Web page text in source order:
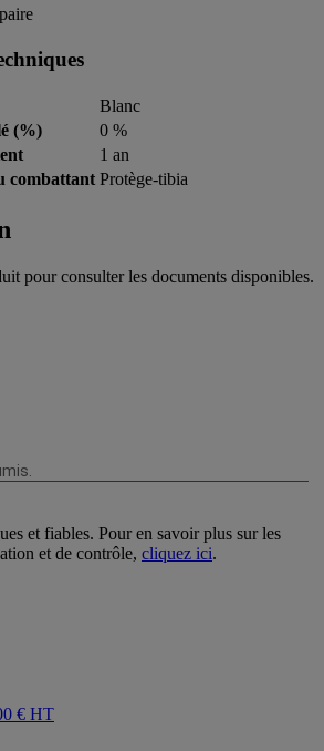
Blanc
(%)
0 %
1 an
combattant Protège-tibia
pour consulter les documents disponibles.
et fiables. Pour en savoir plus sur les
et de contrôle, cliquez ici.
€ HT